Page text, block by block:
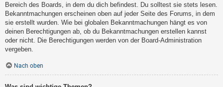
Bereich des Boards, in dem du dich befindest. Du solltest sie stets lesen.
Bekanntmachungen erscheinen oben auf jeder Seite des Forums, in dem
sie erstellt wurden. Wie bei globalen Bekanntmachungen hängt es von
deinen Berechtigungen ab, ob du Bekanntmachungen erstellen kannst
oder nicht. Die Berechtigungen werden von der Board-Administration
vergeben.
Nach oben